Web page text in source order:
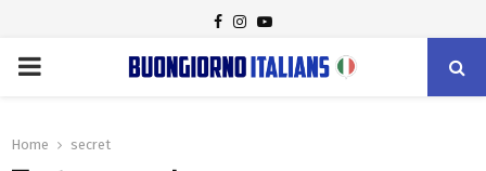
FACEBOOK
INSTAGRAM
YOUTUBE
PRIMARY
Home secret